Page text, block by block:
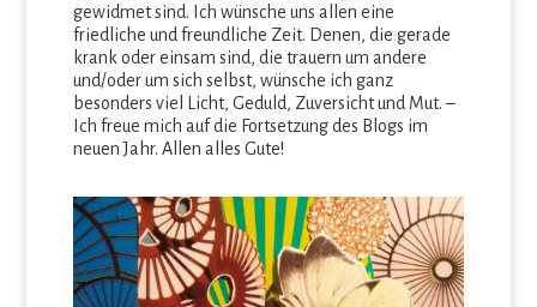
gewidmet sind. Ich wünsche uns allen eine
friedliche und freundliche Zeit. Denen, die gerade
krank oder einsam sind, die trauern um andere
und/oder um sich selbst, wünsche ich ganz
besonders viel Licht, Geduld, Zuversicht und Mut. –
Ich freue mich auf die Fortsetzung des Blogs im
neuen Jahr. Allen alles Gute!